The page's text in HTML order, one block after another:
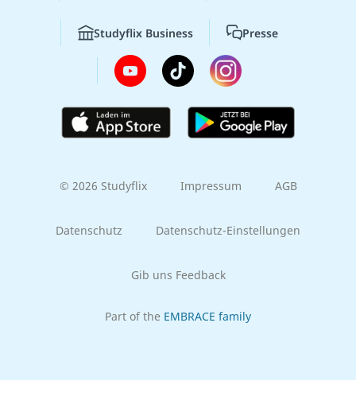
Studyflix Business Presse
© 2026 Studyflix Impressum AGB
Datenschutz Datenschutz-Einstellungen
Gib uns Feedback
Part of the EMBRACE family